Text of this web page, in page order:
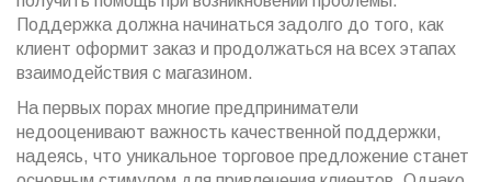
Поддержка должна начинаться задолго до того, как
клиент оформит заказ и продолжаться на всех этапах
взаимодействия с магазином.
На первых порах многие предприниматели
недооценивают важность качественной поддержки,
надеясь, что уникальное торговое предложение станет